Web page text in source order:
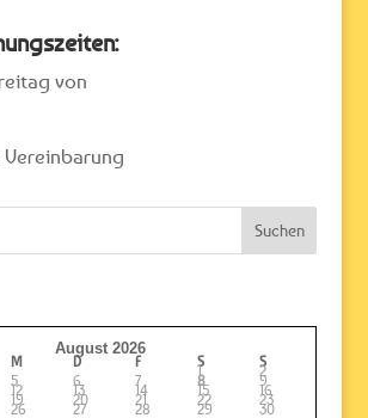
von
Vereinbarung
August 2026
M D F S S
1 2
5 6 7 8 9
12 13 14 15 16
19 20 21 22 23
26 27 28 29 30